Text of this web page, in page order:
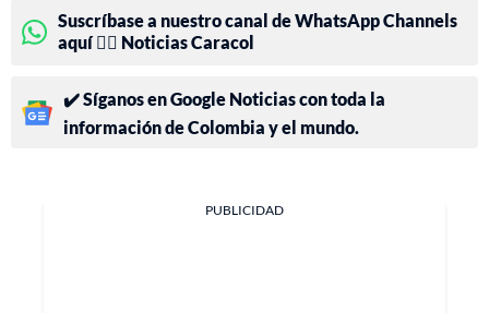
Suscríbase a nuestro canal de WhatsApp Channels
aquí 👉🏻 Noticias Caracol
✔️ Síganos en Google Noticias con toda la
información de Colombia y el mundo.
PUBLICIDAD